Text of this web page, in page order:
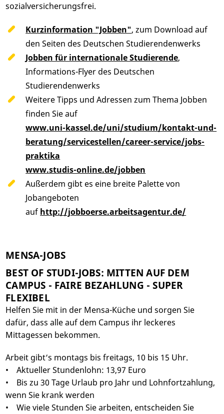
sozialversicherungsfrei.
Kurzinformation "Jobben", zum Download auf
den Seiten des Deutschen Studierendenwerks
Jobben für internationale Studierende,
Informations-Flyer des Deutschen
Studierendenwerks
Weitere Tipps und Adressen zum Thema Jobben
finden Sie auf
www.uni-kassel.de/uni/studium/kontakt-und-
beratung/servicestellen/career-service/jobs-
praktika
www.studis-online.de/jobben
Außerdem gibt es eine breite Palette von
Jobangeboten
auf http://jobboerse.arbeitsagentur.de/
MENSA-JOBS
BEST OF STUDI-JOBS: MITTEN AUF DEM
CAMPUS - FAIRE BEZAHLUNG - SUPER
FLEXIBEL
Helfen Sie mit in der Mensa-Küche und sorgen Sie
dafür, dass alle auf dem Campus ihr leckeres
Mittagessen bekommen.
Arbeit gibt‘s montags bis freitags, 10 bis 15 Uhr.
• Aktueller Stundenlohn: 13,97 Euro
• Bis zu 30 Tage Urlaub pro Jahr und Lohnfortzahlung,
wenn Sie krank werden
• Wie viele Stunden Sie arbeiten, entscheiden Sie